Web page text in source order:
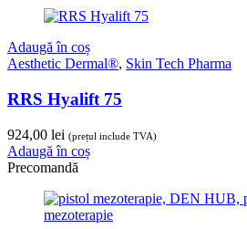
Adaugă în coș
Aesthetic Dermal®, Skin Tech Pharma
RRS Hyalift 75
924,00 lei (prețul include TVA)
Adaugă în coș
Precomandă